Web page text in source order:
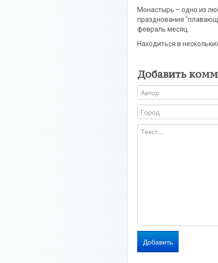
Монастырь – одно из
празднования
февраль месяц.
Находиться в
Добавить